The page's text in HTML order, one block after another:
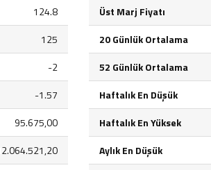
124.8
125
-2
-1.57
95.675,00
Üst Marj Fiyatı
20 Günlük Ortalama
52 Günlük Ortalama
Haftalık En Düşük
Haftalık En Yüksek
Aylık En Düşük